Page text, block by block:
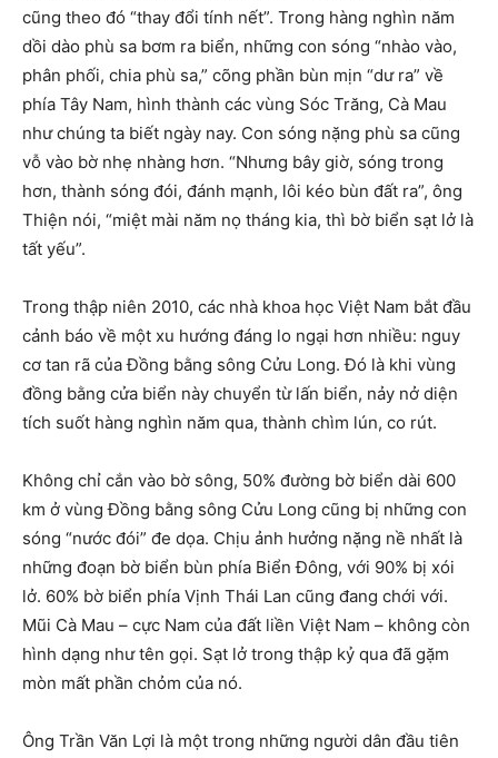
cũng theo đó “thay đổi tính nết”. Trong hàng nghìn năm
dồi dào phù sa bơm ra biển, những con sóng “nhào vào,
phân phối, chia phù sa,” cõng phần bùn mịn “dư ra” về
phía Tây Nam, hình thành các vùng Sóc Trăng, Cà Mau
như chúng ta biết ngày nay. Con sóng nặng phù sa cũng
vỗ vào bờ nhẹ nhàng hơn. “Nhưng bây giờ, sóng trong
hơn, thành sóng đói, đánh mạnh, lôi kéo bùn đất ra”, ông
Thiện nói, “miệt mài năm nọ tháng kia, thì bờ biển sạt lở là
tất yếu”.
Trong thập niên 2010, các nhà khoa học Việt Nam bắt đầu
cảnh báo về một xu hướng đáng lo ngại hơn nhiều: nguy
cơ tan rã của Đồng bằng sông Cửu Long. Đó là khi vùng
đồng bằng cửa biển này chuyển từ lấn biển, nảy nở diện
tích suốt hàng nghìn năm qua, thành chìm lún, co rút.
Không chỉ cắn vào bờ sông, 50% đường bờ biển dài 600
km ở vùng Đồng bằng sông Cửu Long cũng bị những con
sóng “nước đói” đe dọa. Chịu ảnh hưởng nặng nề nhất là
những đoạn bờ biển bùn phía Biển Đông, với 90% bị xói
lở. 60% bờ biển phía Vịnh Thái Lan cũng đang chới với.
Mũi Cà Mau – cực Nam của đất liền Việt Nam – không còn
hình dạng như tên gọi. Sạt lở trong thập kỷ qua đã gặm
mòn mất phần chỏm của nó.
Ông Trần Văn Lợi là một trong những người dân đầu tiên